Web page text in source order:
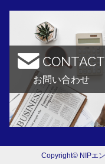
CONTACT
お問い合わせ
Copyright© NIPエ